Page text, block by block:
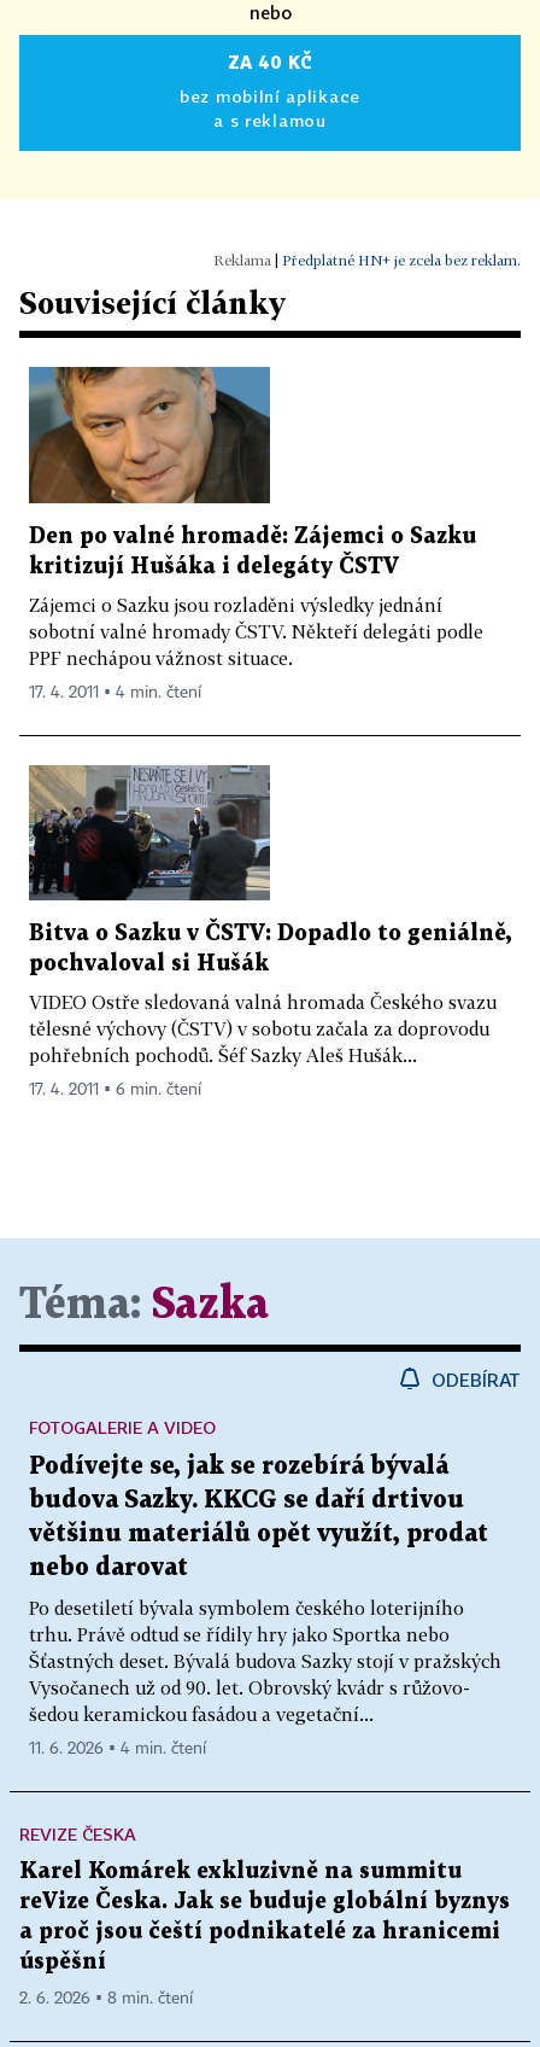
nebo
ZA 40 KČ
bez mobilní aplikace
a s reklamou
Předplatné HN+ je zcela bez reklam.
Související články
Den po valné hromadě: Zájemci o Sazku
kritizují Hušáka i delegáty ČSTV
Zájemci o Sazku jsou rozladěni výsledky jednání
sobotní valné hromady ČSTV. Někteří delegáti podle
PPF nechápou vážnost situace.
17. 4. 2011 ▪ 4 min. čtení
Bitva o Sazku v ČSTV: Dopadlo to geniálně,
pochvaloval si Hušák
VIDEO Ostře sledovaná valná hromada Českého svazu
tělesné výchovy (ČSTV) v sobotu začala za doprovodu
pohřebních pochodů. Šéf Sazky Aleš Hušák...
17. 4. 2011 ▪ 6 min. čtení
Téma: Sazka
ODEBÍRAT
Podívejte se, jak se rozebírá bývalá
budova Sazky. KKCG se daří drtivou
většinu materiálů opět využít, prodat
nebo darovat
Po desetiletí bývala symbolem českého loterijního
trhu. Právě odtud se řídily hry jako Sportka nebo
Šťastných deset. Bývalá budova Sazky stojí v pražských
Vysočanech už od 90. let. Obrovský kvádr s růžovo-
šedou keramickou fasádou a vegetační...
FOTOGALERIE A VIDEO
11. 6. 2026 ▪ 4 min. čtení
REVIZE ČESKA
Karel Komárek exkluzivně na summitu
reVize Česka. Jak se buduje globální byznys
a proč jsou čeští podnikatelé za hranicemi
úspěšní
2. 6. 2026 ▪ 8 min. čtení